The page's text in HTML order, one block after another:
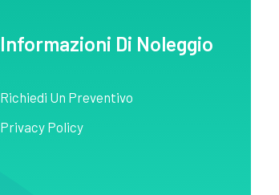
Informazioni Di Noleggio
Richiedi Un Preventivo
Privacy Policy